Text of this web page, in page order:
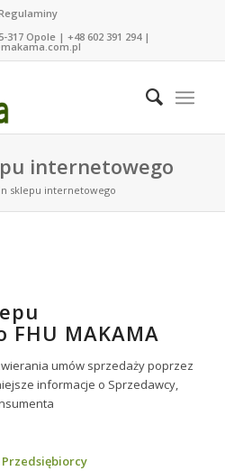
317 Opole | +48 602 391 294 |
internetowego
sklepu internetowego
MAKAMA
umów sprzedaży poprzez
informacje o Sprzedawcy,